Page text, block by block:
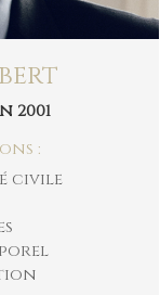
2001
:
civile